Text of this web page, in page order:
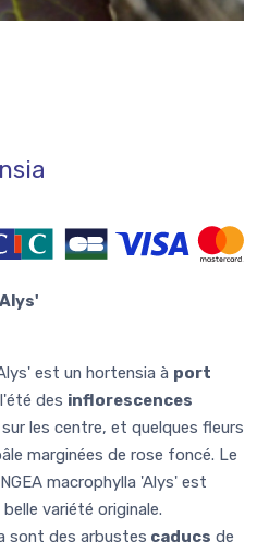
est un hortensia à port
des inflorescences
les centre, et quelques fleurs
marginées de rose foncé. Le
macrophylla 'Alys' est
variété originale.
sont des arbustes caducs de